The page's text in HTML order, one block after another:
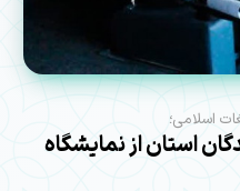
اسلامی؛
استان از نمایشگاه